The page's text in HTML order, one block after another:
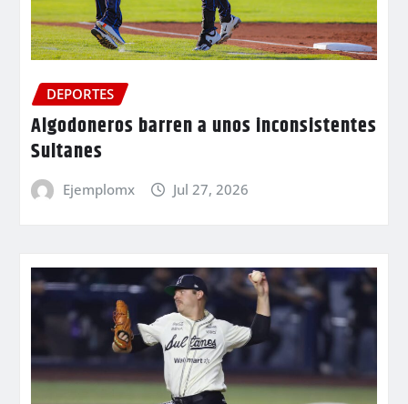
DEPORTES
Algodoneros barren a unos inconsistentes
Sultanes
Ejemplomx Jul 27, 2026